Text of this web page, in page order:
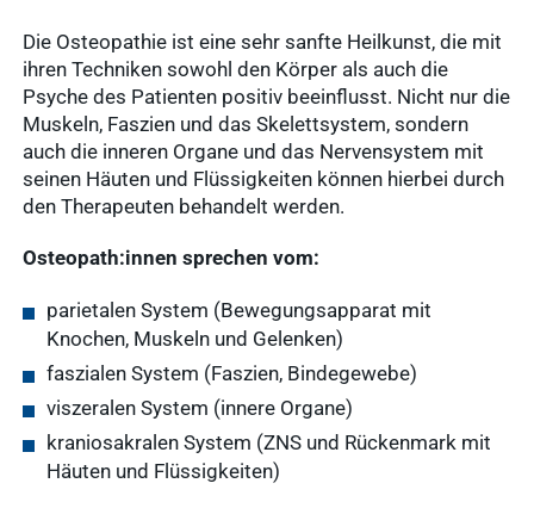
Die Osteopathie ist eine sehr sanfte Heilkunst, die mit
ihren Techniken sowohl den Körper als auch die
Psyche des Patienten positiv beeinflusst. Nicht nur die
Muskeln, Faszien und das Skelettsystem, sondern
auch die inneren Organe und das Nervensystem mit
seinen Häuten und Flüssigkeiten können hierbei durch
den Therapeuten behandelt werden.
Osteopath:innen sprechen vom:
parietalen System (Bewegungsapparat mit
Knochen, Muskeln und Gelenken)
faszialen System (Faszien, Bindegewebe)
viszeralen System (innere Organe)
kraniosakralen System (ZNS und Rückenmark mit
Häuten und Flüssigkeiten)